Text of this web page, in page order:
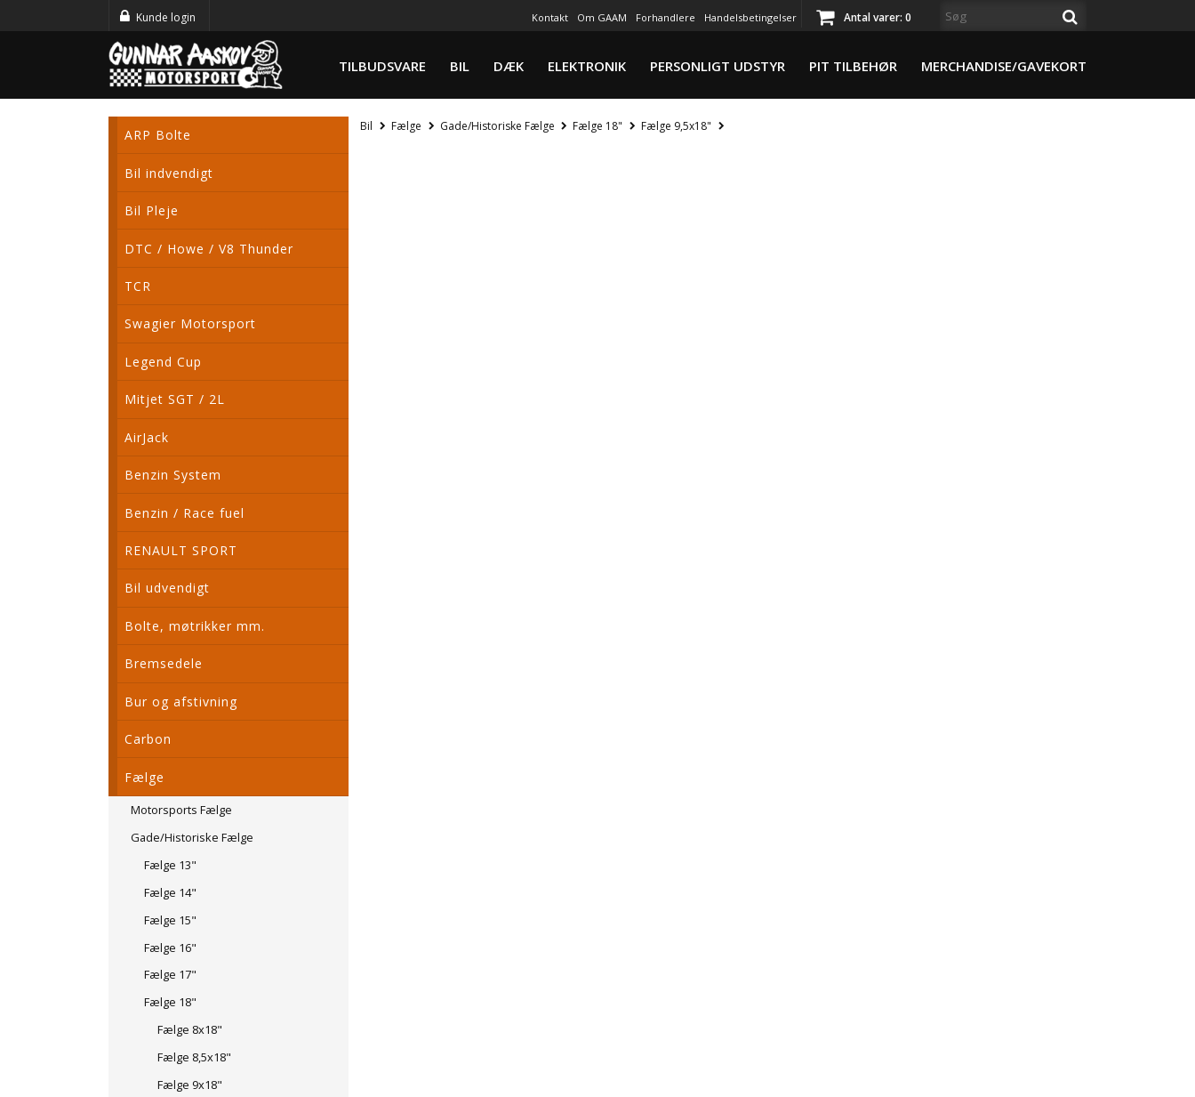
Kunde login Kontakt Om GAAM Forhandlere Handelsbetingelser Antal varer: 0
TILBUDSVARE BIL DÆK ELEKTRONIK PERSONLIGT UDSTYR PIT TILBEHØR MERCHANDISE/GAVEKORT
ARP Bolte
Bil indvendigt
Bil Pleje
DTC / Howe / V8 Thunder
TCR
Swagier Motorsport
Legend Cup
Mitjet SGT / 2L
AirJack
Benzin System
Benzin / Race fuel
RENAULT SPORT
Bil udvendigt
Bolte, møtrikker mm.
Bremsedele
Bur og afstivning
Carbon
Fælge
Motorsports Fælge
Gade/Historiske Fælge
Fælge 13"
Fælge 14"
Fælge 15"
Fælge 16"
Fælge 17"
Fælge 18"
Fælge 8x18"
Fælge 8,5x18"
Fælge 9x18"
Bil Fælge Gade/Historiske Fælge Fælge 18" Fælge 9,5x18"